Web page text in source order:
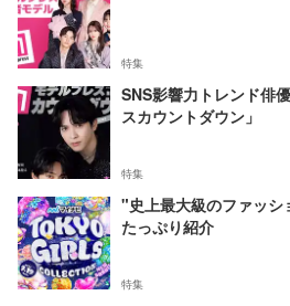
特集
SNS影響力トレンド俳
スカウントダウン」
特集
"史上最大級のファッ
たっぷり紹介
特集